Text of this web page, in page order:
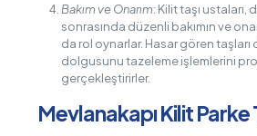
Bakım ve Onarım: Kilit taşı ustaları,
sonrasında düzenli bakımın ve
da rol oynarlar. Hasar gören taşları
dolgusunu tazeleme işlemlerini
gerçekleştirirler.
Mevlanakapı Kilit Parke